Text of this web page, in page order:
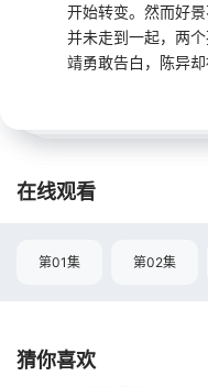
开始转变。然而好
并未走到一起，两
靖勇敢告白，陈异
在线观看
第01集 第02集
猜你喜欢